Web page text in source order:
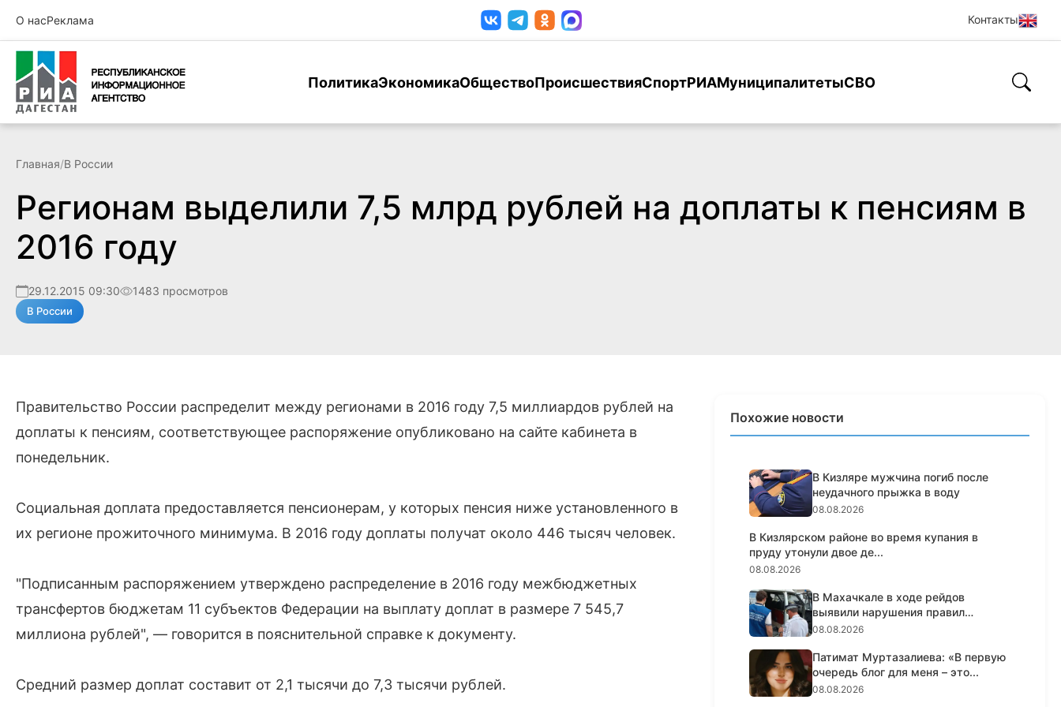
О насРеклама Контакты
ПолитикаЭкономикаОбществоПроисшествияСпортРИАМуниципалитетыСВО
Главная/В России
Регионам выделили 7,5 млрд рублей на доплаты к пенсиям в
2016 году
29.12.2015 09:30 1483 просмотров
В России
Правительство России распределит между регионами в 2016 году 7,5 миллиардов рублей на
доплаты к пенсиям, соответствующее распоряжение опубликовано на сайте кабинета в
понедельник.
Социальная доплата предоставляется пенсионерам, у которых пенсия ниже установленного в
их регионе прожиточного минимума. В 2016 году доплаты получат около 446 тысяч человек.
"Подписанным распоряжением утверждено распределение в 2016 году межбюджетных
трансфертов бюджетам 11 субъектов Федерации на выплату доплат в размере 7 545,7
миллиона рублей", — говорится в пояснительной справке к документу.
Средний размер доплат составит от 2,1 тысячи до 7,3 тысячи рублей.
Похожие новости
В Кизляре мужчина погиб после
неудачного прыжка в воду
08.08.2026
В Кизлярском районе во время купания в
пруду утонули двое де...
08.08.2026
В Махачкале в ходе рейдов
выявили нарушения правил
пассажирс...
08.08.2026
Патимат Муртазалиева: «В первую
очередь блог для меня – это...
08.08.2026